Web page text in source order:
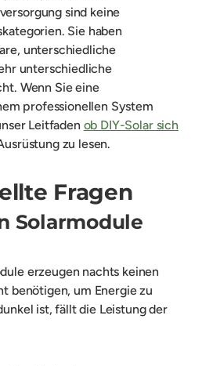
sind keine
Sie haben
unterschiedliche
unterschiedliche
Wenn Sie eine
professionellen System
Leitfaden ob DIY-Solar sich
zu lesen.
Fragen
Solarmodule
erzeugen nachts keinen
benötigen, um Energie zu
ist, fällt die Leistung der